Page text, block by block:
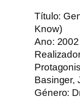
h
e
c
i
d
a
Título:
Know)
Ano: 2002
Basinger,
Género: